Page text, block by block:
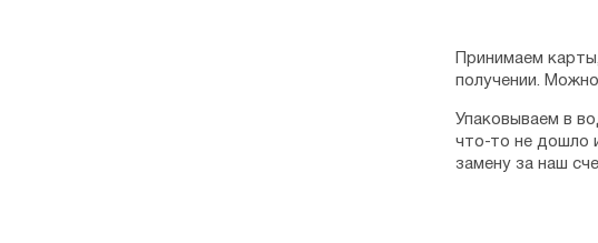
Принимаем
получении.
Упаковываем в
что-то не дошло
замену за наш